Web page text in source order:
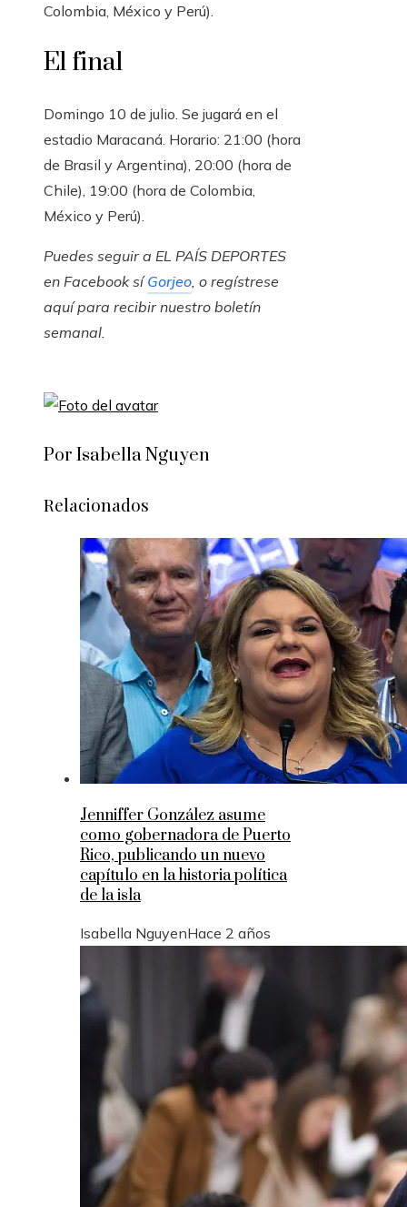
Colombia, México y Perú).
El final
Domingo 10 de julio. Se jugará en el
estadio Maracaná. Horario: 21:00 (hora
de Brasil y Argentina), 20:00 (hora de
Chile), 19:00 (hora de Colombia,
México y Perú).
Puedes seguir a EL PAÍS DEPORTES
en FacebooksíGorjeo , o regístrese
aquí para recibirnuestro boletín
semanal
Por Isabella Nguyen
Relacionados
Jenniffer González asume
como gobernadora de Puerto
Rico, publicando un nuevo
capítulo en la historia política
de la isla
Isabella NguyenHace 2 años